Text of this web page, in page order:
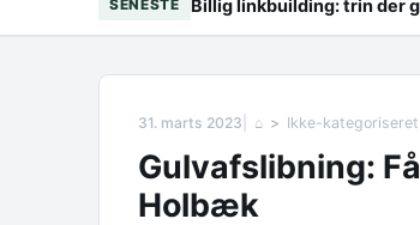
SENESTE Billig linkbuilding: trin der
31. marts 2023 ⌂ Ikke-kategoriseret
Gulvafslibning:
Holbæk